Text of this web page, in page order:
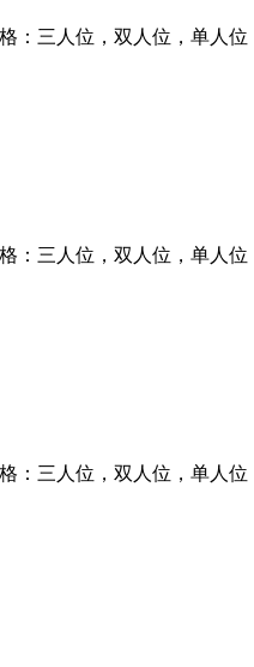
：三人位，双人位，单
：三人位，双人位，单
：三人位，双人位，单